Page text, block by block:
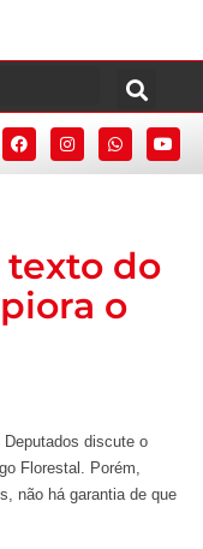
texto do
o
discute o
Florestal. Porém,
não há garantia de que